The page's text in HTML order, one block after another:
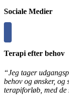
Sociale Medier
Terapi efter behov
“Jeg tager
behov og ønsker, og
terapiforløb, med de